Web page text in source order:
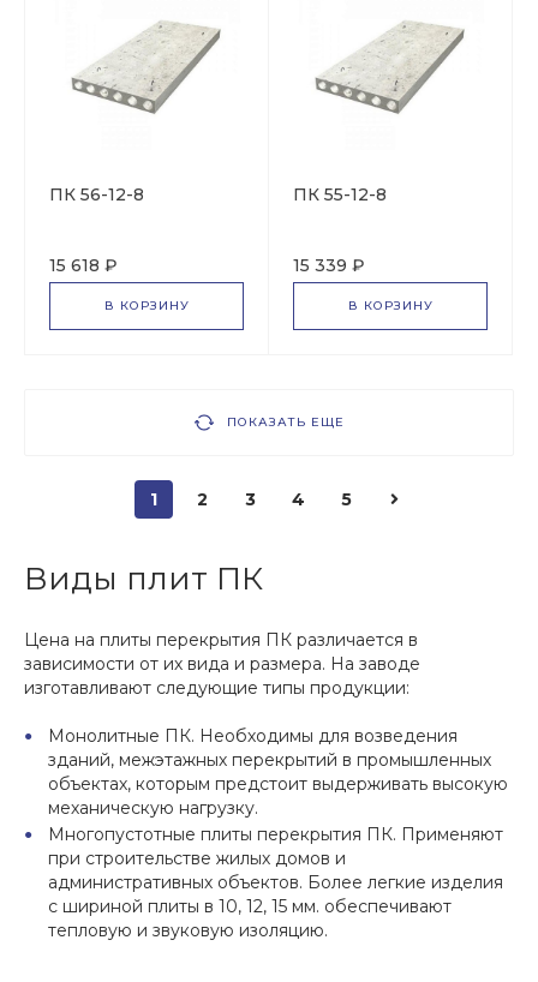
ПК 56-12-8
15 618 ₽
В КОРЗИНУ
ПК 55-12-8
15 339 ₽
В КОРЗИНУ
ПОКАЗАТЬ ЕЩЕ
1 2 3 4 5
Виды плит ПК
Цена на плиты перекрытия ПК различается в
зависимости от их вида и размера. На заводе
изготавливают следующие типы продукции:
Монолитные ПК. Необходимы для возведения
зданий, межэтажных перекрытий в промышленных
объектах, которым предстоит выдерживать высокую
механическую нагрузку.
Многопустотные плиты перекрытия ПК. Применяют
при строительстве жилых домов и
административных объектов. Более легкие изделия
с шириной плиты в 10, 12, 15 мм. обеспечивают
тепловую и звуковую изоляцию.